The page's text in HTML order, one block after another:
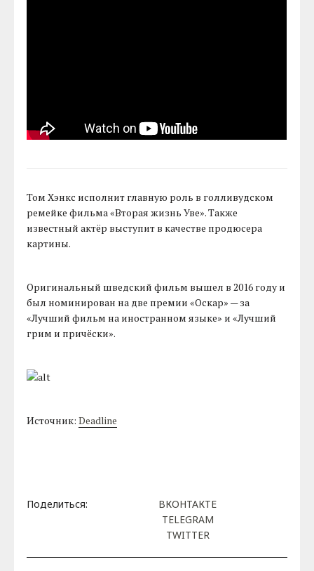
Том Хэнкс исполнит главную роль в голливудском
ремейке фильма «Вторая жизнь Уве». Также
известный актёр выступит в качестве продюсера
картины.
Оригинальный шведский фильм вышел в 2016 году и
был номинирован на две премии «Оскар» — за
«Лучший фильм на иностранном языке» и «Лучший
грим и причёски».
Источник:Deadline
Поделиться:
ВКОНТАКТЕ
TELEGRAM
TWITTER